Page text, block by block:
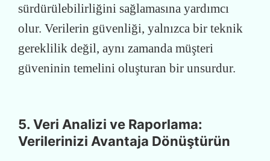
sürdürülebilirliğini sağlamasına yardımcı
olur. Verilerin güvenliği, yalnızca bir teknik
gereklilik değil, aynı zamanda müşteri
güveninin temelini oluşturan bir unsurdur.
5. Veri Analizi ve Raporlama:
Verilerinizi Avantaja Dönüştürün